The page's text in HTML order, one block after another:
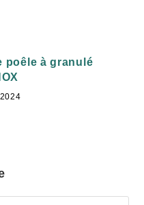
poêle à granulé